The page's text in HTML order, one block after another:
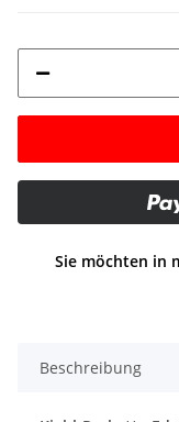
Sie möchten in
Beschreibung